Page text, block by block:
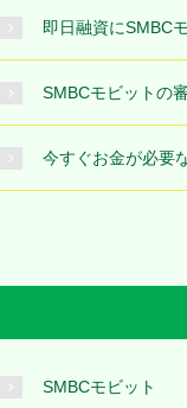
即日融資にSMBC
SMBCモビットの
今すぐお金が必要
SMBCモビット